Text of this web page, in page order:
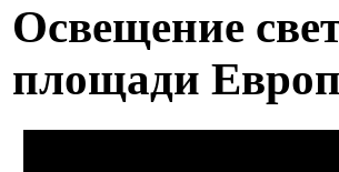
Освещение
площади